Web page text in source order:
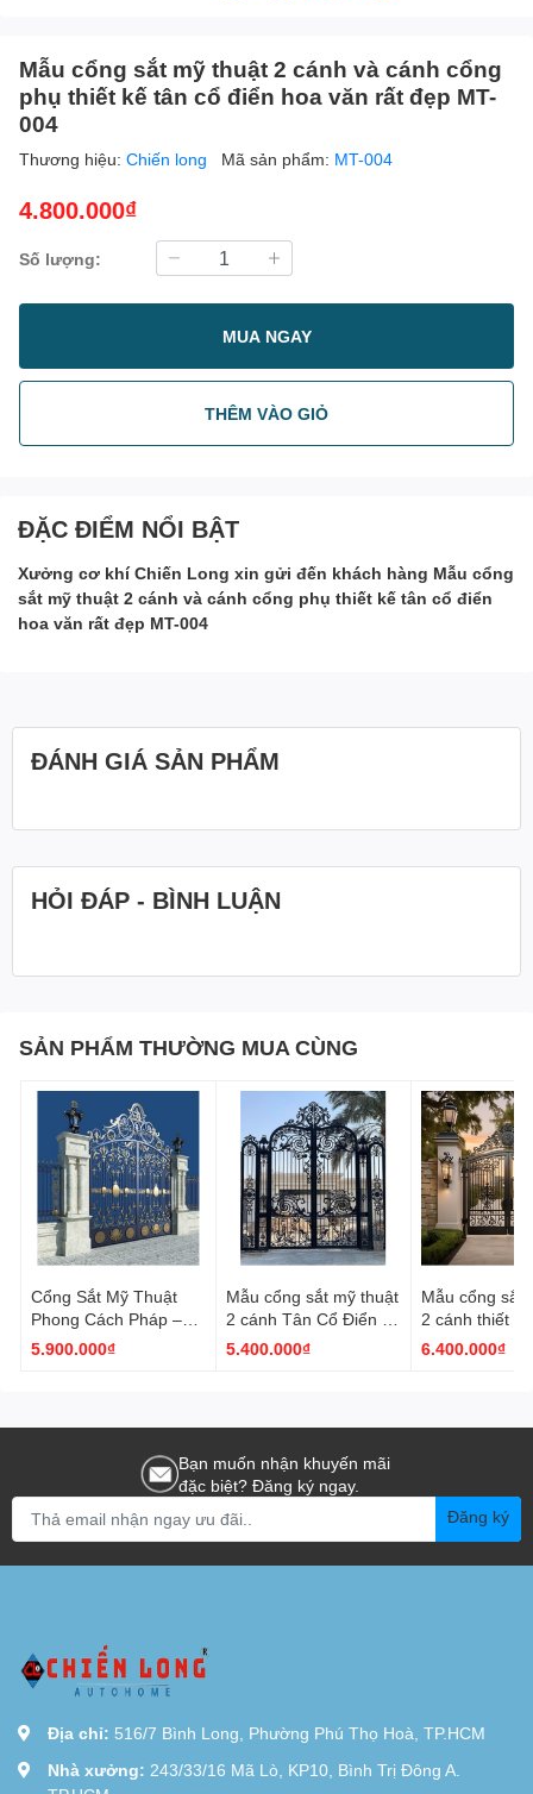
Mẫu cổng sắt mỹ thuật 2 cánh và cánh cổng
phụ thiết kế tân cổ điển hoa văn rất đẹp MT-
004
Thương hiệu: Chiến long Mã sản phẩm: MT-004
4.800.000₫
Số lượng:
MUA NGAY
THÊM VÀO GIỎ
ĐẶC ĐIỂM NỔI BẬT
Xưởng cơ khí Chiến Long xin gửi đến khách hàng Mẫu cổng
sắt mỹ thuật 2 cánh và cánh cổng phụ thiết kế tân cổ điển
hoa văn rất đẹp MT-004
ĐÁNH GIÁ SẢN PHẨM
HỎI ĐÁP - BÌNH LUẬN
SẢN PHẨM THƯỜNG MUA CÙNG
Cổng Sắt Mỹ Thuật
Phong Cách Pháp –
Vẻ Đẹp Tân Cổ Điển
5.900.000₫
Mẫu cổng sắt mỹ thuật
2 cánh Tân Cổ Điển -
Thiết kế hiện đại đẳng
5.400.000₫
Mẫu cổng sắt
2 cánh thiết
điển - Sang
6.400.000₫
Bạn muốn nhận khuyến mãi
đặc biệt? Đăng ký ngay.
Đăng ký
Địa chỉ: 516/7 Bình Long, Phường Phú Thọ Hoà, TP.HCM
Nhà xưởng: 243/33/16 Mã Lò, KP10, Bình Trị Đông A.